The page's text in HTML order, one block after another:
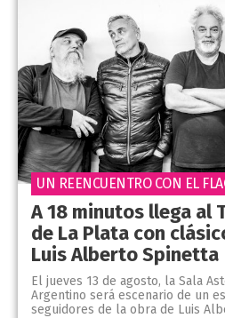
A 18 minutos llega al
de La Plata con
Luis Alberto Spinetta
El jueves 13 de agosto, la Sala
Argentino será escenario de un
seguidores de la obra de Luis
UN REENCUENTRO CON EL